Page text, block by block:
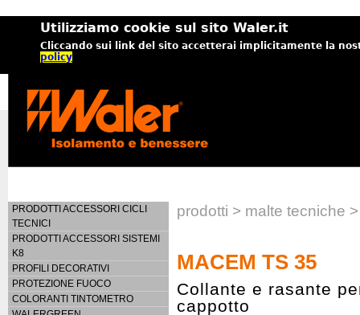
Utilizziamo cookie sul sito Waler.it
Cliccando sui link del sito accetterai implicitamente la
policy
prodotti > malte tecniche
MACEM TS 35
Collante e rasante
cappotto
PRODOTTI ACCESSORI CICLI
TECNICI
PRODOTTI ACCESSORI SISTEMI
K8
PROFILI DECORATIVI
PROTEZIONE FUOCO
COLORANTI TINTOMETRO